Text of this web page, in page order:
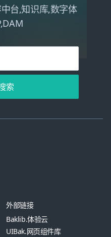
台,知识库,数字体
索
外部链接
Baklib.体验云
UIBak.网页组件库